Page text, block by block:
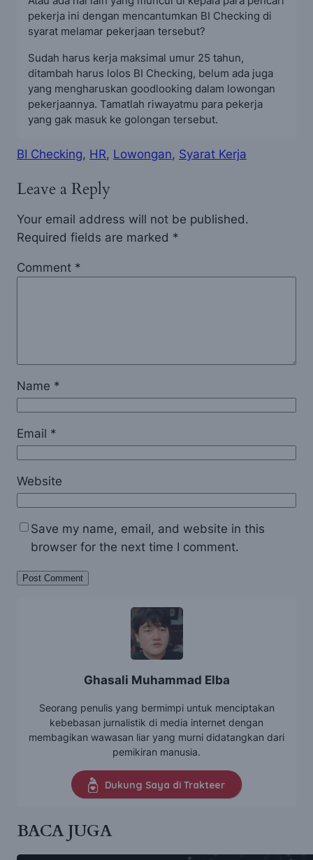
pekerja ini dengan mencantumkan BI Checking di
syarat melamar pekerjaan tersebut?
Sudah harus kerja maksimal umur 25 tahun,
ditambah harus lolos BI Checking, belum ada juga
yang mengharuskan goodlooking dalam lowongan
pekerjaannya. Tamatlah riwayatmu para pekerja
yang gak masuk ke golongan tersebut.
BI Checking, HR, Lowongan, Syarat Kerja
Leave a Reply
Your email address will not be published.
Required fields are marked *
Comment *
Name *
Email *
Website
Save my name, email, and website in this
browser for the next time I comment.
Ghasali Muhammad Elba
Seorang penulis yang bermimpi untuk menciptakan
kebebasan jurnalistik di media internet dengan
membagikan wawasan liar yang murni didatangkan dari
pemikiran manusia.
Dukung Saya di Trakteer
BACA JUGA